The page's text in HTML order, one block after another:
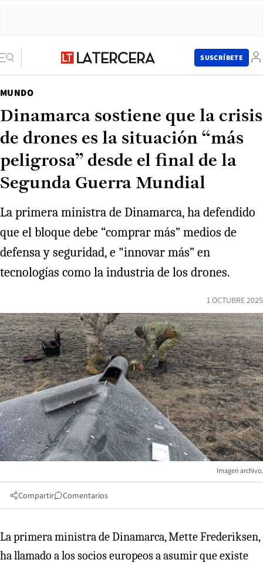
SUSCRÍBETE
MUNDO
Dinamarca sostiene que la crisis
de drones es la situación “más
peligrosa” desde el final de la
Segunda Guerra Mundial
La primera ministra de Dinamarca, ha defendido
que el bloque debe “comprar más” medios de
defensa y seguridad, e "innovar más” en
tecnologías como la industria de los drones.
1 OCTUBRE 2025
Imagen archivo.
Compartir Comentarios
La primera ministra de Dinamarca, Mette Frederiksen,
ha llamado a los socios europeos a asumir que existe